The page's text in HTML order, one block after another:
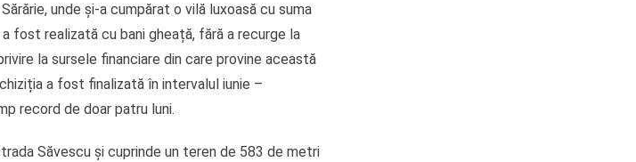
unde și-a cumpărat o vilă luxoasă cu suma
fost realizată cu bani gheață, fără a recurge la
la sursele financiare din care provine această
a fost finalizată în intervalul iunie –
record de doar patru luni.
Săvescu și cuprinde un teren de 583 de metri